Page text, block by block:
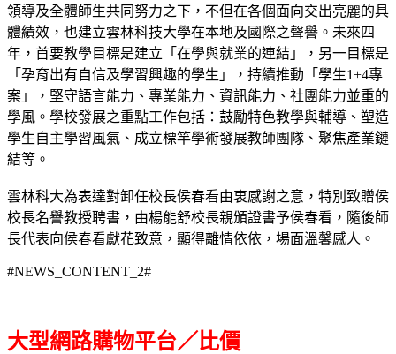
領導及全體師生共同努力之下，不但在各個面向交出亮麗的具
體績效，也建立雲林科技大學在本地及國際之聲譽。未來四
年，首要教學目標是建立「在學與就業的連結」，另一目標是
「孕育出有自信及學習興趣的學生」，持續推動「學生1+4專
案」，堅守語言能力、專業能力、資訊能力、社團能力並重的
學風。學校發展之重點工作包括：鼓勵特色教學與輔導、塑造
學生自主學習風氣、成立標竿學術發展教師團隊、聚焦產業鏈
結等。
雲林科大為表達對卸任校長侯春看由衷感謝之意，特別致贈侯
校長名譽教授聘書，由楊能舒校長親頒證書予侯春看，隨後師
長代表向侯春看獻花致意，顯得離情依依，場面溫馨感人。
#NEWS_CONTENT_2#
大型網路購物平台／比價